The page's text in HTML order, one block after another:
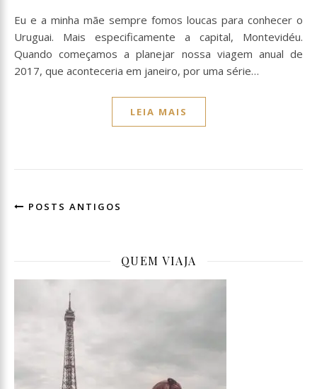
Eu e a minha mãe sempre fomos loucas para conhecer o
Uruguai. Mais especificamente a capital, Montevidéu.
Quando começamos a planejar nossa viagem anual de
2017, que aconteceria em janeiro, por uma série…
LEIA MAIS
POSTS ANTIGOS
QUEM VIAJA